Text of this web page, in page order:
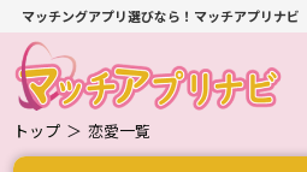
マッチングアプリ選びなら！マッチアプリナビ
トップ ＞ 恋愛一覧